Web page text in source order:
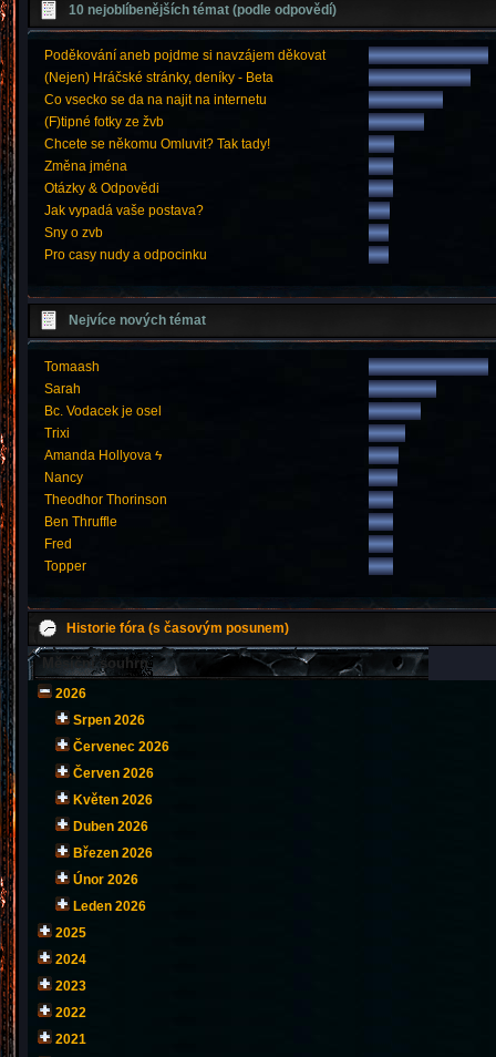
10 nejoblíbenějších témat (podle odpovědí)
Poděkování aneb pojdme si navzájem děkovat
(Nejen) Hráčské stránky, deníky - Beta
Co vsecko se da na najit na internetu
(F)tipné fotky ze žvb
Chcete se někomu Omluvit? Tak tady!
Změna jména
Otázky & Odpovědi
Jak vypadá vaše postava?
Sny o zvb
Pro casy nudy a odpocinku
Nejvíce nových témat
Tomaash
Sarah
Bc. Vodacek je osel
Trixi
Amanda Hollyova ϟ
Nancy
Theodhor Thorinson
Ben Thruffle
Fred
Topper
Historie fóra (s časovým posunem)
Měsíční souhrn
2026
Srpen 2026
Červenec 2026
Červen 2026
Květen 2026
Duben 2026
Březen 2026
Únor 2026
Leden 2026
2025
2024
2023
2022
2021